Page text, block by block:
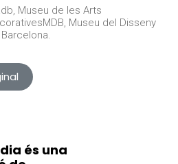
Museu de les Arts
Museu del Disseny
és una